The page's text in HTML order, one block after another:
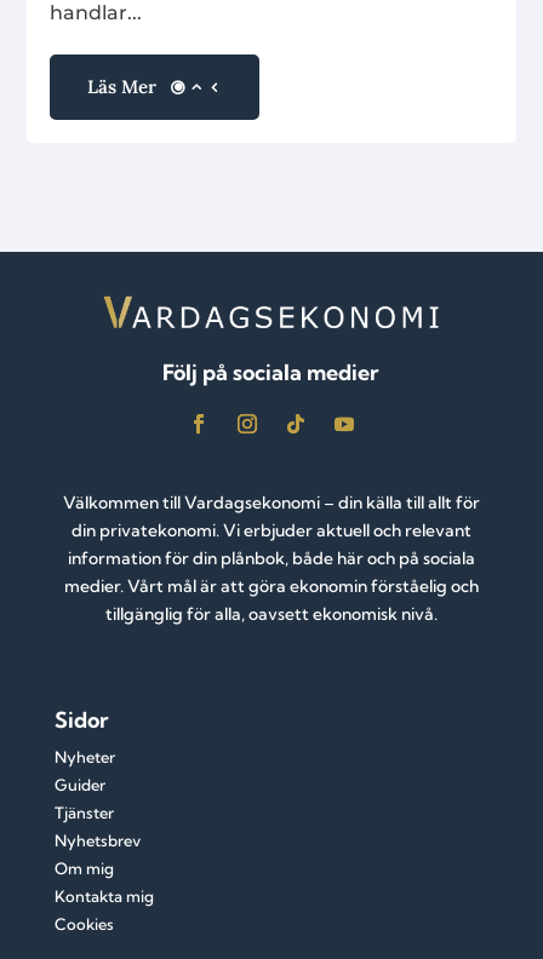
handlar...
Läs Mer
Följ på sociala medier
Välkommen till Vardagsekonomi – din källa till allt för
din privatekonomi. Vi erbjuder aktuell och relevant
information för din plånbok, både här och på sociala
medier. Vårt mål är att göra ekonomin förståelig och
tillgänglig för alla, oavsett ekonomisk nivå.
Sidor
Nyheter
Guider
Tjänster
Nyhetsbrev
Om mig
Kontakta mig
Cookies